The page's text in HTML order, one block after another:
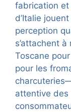
fabrication et
d’Italie
perception
s’attachent
Toscane pour
pour les
attentive des